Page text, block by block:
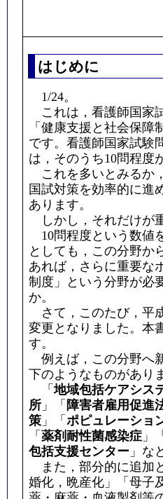
はじめに
1/24。
これは，看護師国家
「健康支援と社会保
です。看護師国家試験
は，そのうち10問程度
これを多いとみるか
国試対策を効率的に進
あります。
しかし，それだけが
10問程度という数値
としても，この分野か
あれば，さらに重要な
制度」という分野が必
か。
さて，このたび，平
変更となりました。本
す。
例えば，この分野へ
下のようなものがあり
「地域包括ケアシス
所 」「 障害者雇用促進
策 」「 ポピュレーショ
「 薬剤耐性菌感染症 」
包括支援センター 」な
また，部分的に追加
婚化，晩産化」「母子